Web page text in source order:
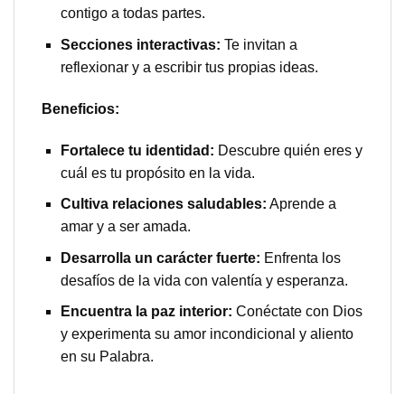
contigo a todas partes.
Secciones interactivas: Te invitan a
reflexionar y a escribir tus propias ideas.
Beneficios:
Fortalece tu identidad: Descubre quién eres y
cuál es tu propósito en la vida.
Cultiva relaciones saludables: Aprende a
amar y a ser amada.
Desarrolla un carácter fuerte: Enfrenta los
desafíos de la vida con valentía y esperanza.
Encuentra la paz interior: Conéctate con Dios
y experimenta su amor incondicional y aliento
en su Palabra.